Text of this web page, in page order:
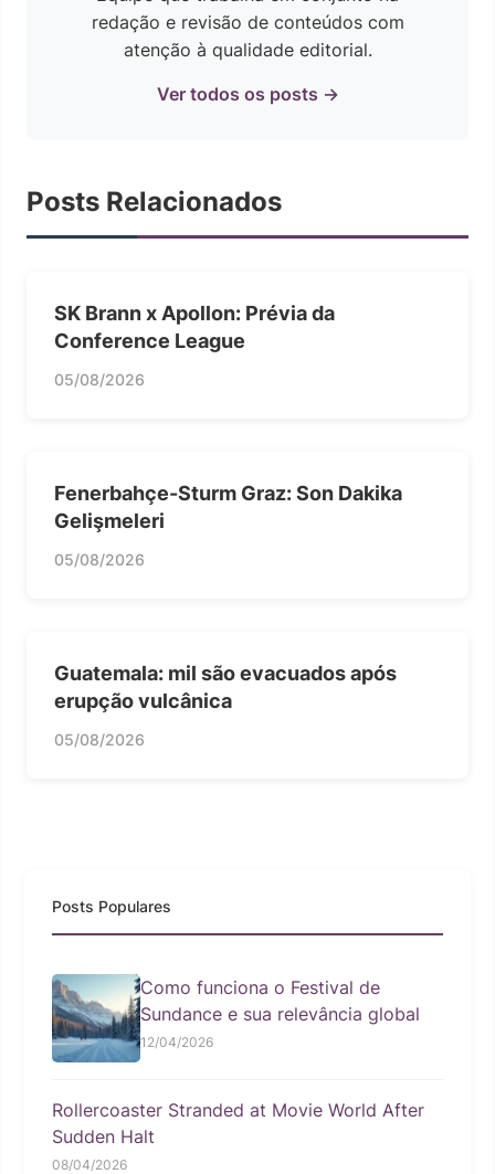
redação e revisão de conteúdos com
atenção à qualidade editorial.
Ver todos os posts →
Posts Relacionados
SK Brann x Apollon: Prévia da
Conference League
05/08/2026
Fenerbahçe-Sturm Graz: Son Dakika
Gelişmeleri
05/08/2026
Guatemala: mil são evacuados após
erupção vulcânica
05/08/2026
Posts Populares
Como funciona o Festival de
Sundance e sua relevância global
12/04/2026
Rollercoaster Stranded at Movie World After
Sudden Halt
08/04/2026